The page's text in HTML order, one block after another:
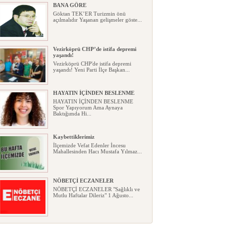
BANA GÖRE
Göktan TEK’ER Turizmin önü
açılmalıdır Yaşanan gelişmeler göste...
Vezirköprü CHP’de istifa depremi
yaşandı!
Vezirköprü CHP'de istifa depremi
yaşandı! Yeni Parti İlçe Başkan...
HAYATIN İÇİNDEN BESLENME
HAYATIN İÇİNDEN BESLENME
Spor Yapıyorum Ama Aynaya
Baktığımda Hi...
Kaybettiklerimiz
İlçemizde Vefat Edenler İncesu
Mahallesinden Hacı Mustafa Yılmaz...
NÖBETÇİ ECZANELER
NÖBETÇİ ECZANELER "Sağlıklı ve
Mutlu Haftalar Dileriz" 1 Ağusto...
Okullarda yeni dönem: Yönetmelik